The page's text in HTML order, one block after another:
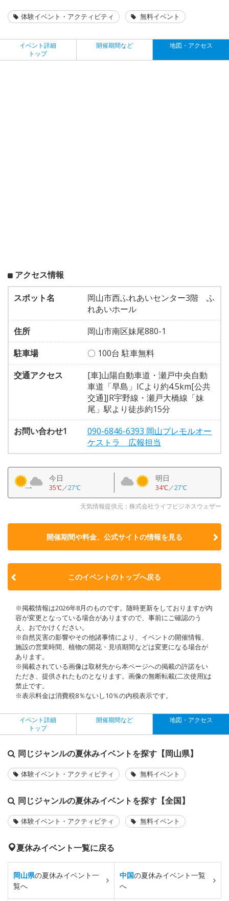
体験イベント・アクティビティ 無料イベント
イベント詳細
トップ
開催期間など 地図・アクセス
アクセス情報
スポット名
岡山市西ふれあいセンター3階 ふ
れあいホール
住所
岡山市南区妹尾880-1
駐車場
〇 100台 駐車無料
交通アクセス
[車]山陽自動車道・瀬戸中央自動
車道「早島」ICより約4.5km[公共
交通]JR宇野線・瀬戸大橋線「妹
尾」駅より徒歩約15分
お問い合わせ1
090-6846-6393 岡山プレモルオー
ケストラ 広報担当
今日
35℃／27℃
明日
34℃／27℃
天気情報提供元：株式会社ライフビジネスウェザー
開催期間や料金、公式サイトの情報を見る
このイベントのトップへ戻る
※掲載情報は2026年8月のものです。随時更新をしておりますが内
容が変更となっている場合がありますので、事前にご確認のう
え、おでかけください。
※自然災害の影響やその他諸事情により、イベントの開催情報、
施設の営業時間、植物の開花・見頃期間などは変更になる場合が
あります。
※掲載されている画像は取材先から本ページへの掲載の許諾をい
ただき、提供されたものとなります。画像の無断転載(二次使用)は
禁止です。
※表示料金は消費税8％ないし10％の内税表示です。
イベント詳細
トップ
開催期間など 地図・アクセス
同じジャンルの夏休みイベントを探す【岡山県】
体験イベント・アクティビティ 無料イベント
同じジャンルの夏休みイベントを探す【全国】
体験イベント・アクティビティ 無料イベント
夏休みイベント一覧に戻る
岡山県の夏休みイベント一
覧へ
中国の夏休みイベント一覧
へ